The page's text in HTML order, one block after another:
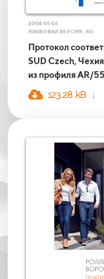
2004-01-06
ЯЗЫКОВАЯ ВЕРСИЯ : RU
Протокол
SUD Czech,
из профиля AR/
123.28 kB ↓